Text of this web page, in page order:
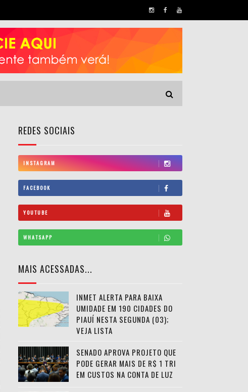
REDES SOCIAIS
INSTAGRAM
FACEBOOK
YOUTUBE
WHATSAPP
MAIS ACESSADAS...
INMET ALERTA PARA BAIXA
UMIDADE EM 190 CIDADES DO
PIAUÍ NESTA SEGUNDA (03);
VEJA LISTA
SENADO APROVA PROJETO QUE
PODE GERAR MAIS DE R$ 1 TRI
EM CUSTOS NA CONTA DE LUZ